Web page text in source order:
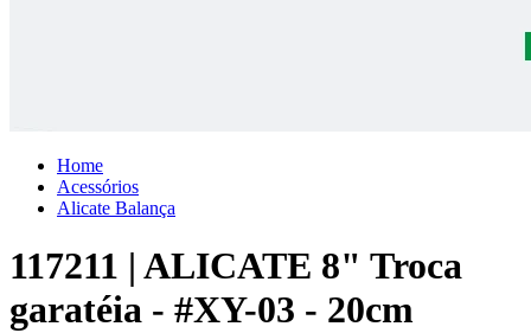
Home
Acessórios
Alicate Balança
117211 | ALICATE 8" Troca
garatéia - #XY-03 - 20cm